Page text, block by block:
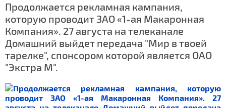
Продолжается рекламная кампания,
которую проводит ЗАО «1-ая Макаронная
Компания». 27 августа на телеканале
Домашний выйдет передача "Мир в твоей
тарелке", спонсором которой является ОАО
"Экстра М".